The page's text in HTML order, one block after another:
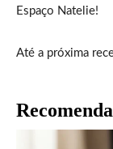
Espaço Natelie!
Até a próxima